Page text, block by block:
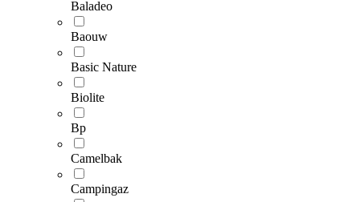
Baladeo
Baouw
Basic Nature
Biolite
Bp
Camelbak
Campingaz